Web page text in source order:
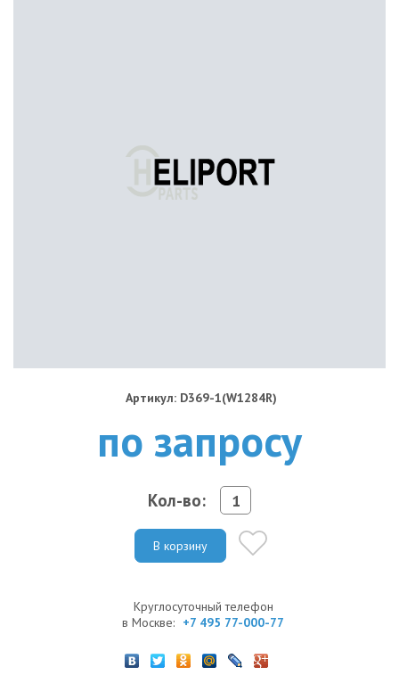
Артикул: D369-1(W1284R)
по запросу
Кол-во:
В корзину
Круглосуточный телефон
в Москве: +7 495 77-000-77